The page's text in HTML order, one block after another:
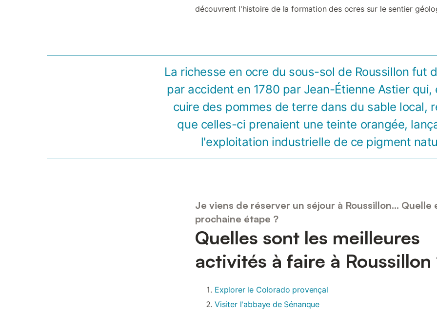
découvrent l'histoire de la formation des ocres sur le sentier
La richesse en ocre du sous-sol de Roussillon fut
par accident en 1780 par Jean-Étienne Astier qui,
cuire des pommes de terre dans du sable local,
que celles-ci prenaient une teinte orangée,
l'exploitation industrielle de ce pigment
Je viens de réserver un séjour à Roussillon... Quelle
prochaine étape ?
Quelles sont les meilleures
activités à faire à Roussillon
Explorer le Colorado provençal
Visiter l'abbaye de Sénanque